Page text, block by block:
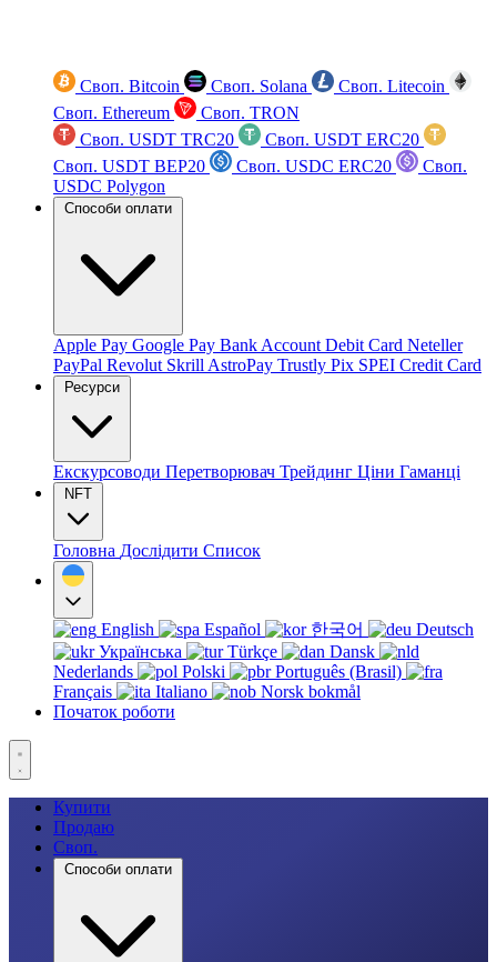
Своп. Bitcoin Своп. Solana
Своп. Litecoin
Своп. Ethereum
Своп. TRON
Своп. USDT TRC20
Своп. USDT ERC20
Своп. USDT BEP20
Своп. USDC ERC20
Своп.
USDC Polygon
Способи оплати
Apple Pay Google Pay Bank Account Debit Card Neteller
PayPal Revolut Skrill AstroPay Trustly Pix SPEI Credit Card
Ресурси
Екскурсоводи Перетворювач Трейдинг Ціни Гаманці
NFT
Головна Дослідити Список
English Español 한국어
Deutsch
Українська
Türkçe
Dansk
Nederlands
Polski
Português (Brasil)
Français
Italiano
Norsk bokmål
Початок роботи
Купити
Продаю
Своп.
Способи оплати